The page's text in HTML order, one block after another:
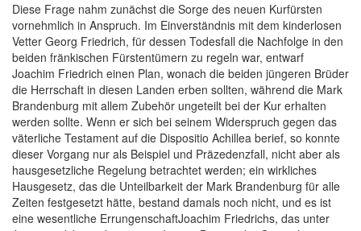
Diese Frage nahm zunächst die Sorge des neuen Kurfürsten
vornehmlich in Anspruch. Im Einverständnis mit dem kinderlosen
Vetter Georg Friedrich, für dessen Todesfall die Nachfolge in den
beiden fränkischen Fürstentümern zu regeln war, entwarf
Joachim Friedrich einen Plan, wonach die beiden jüngeren Brüder
die Herrschaft in diesen Landen erben sollten, während die Mark
Brandenburg mit allem Zubehör ungeteilt bei der Kur erhalten
werden sollte. Wenn er sich bei seinem Widerspruch gegen das
väterliche Testament auf die Dispositio Achillea berief, so konnte
dieser Vorgang nur als Beispiel und Präzedenzfall, nicht aber als
hausgesetzliche Regelung betrachtet werden; ein wirkliches
Hausgesetz, das die Unteilbarkeit der Mark Brandenburg für alle
Zeiten festgesetzt hätte, bestand damals noch nicht, und es ist
eine wesentliche ErrungenschaftJoachim Friedrichs, das unter